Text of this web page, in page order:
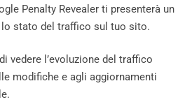
Penalty Revealer ti presenterà un
stato del traffico sul tuo sito.
vedere l’evoluzione del traffico
modifiche e agli aggiornamenti